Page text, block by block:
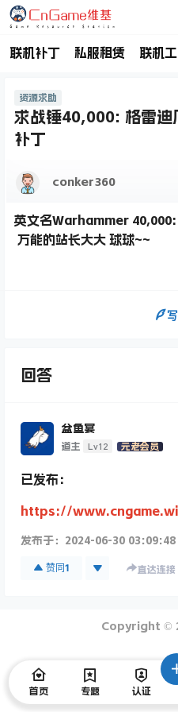
联机补丁 私服租赁 联机
资源求助
求战锤40,000: 格雷
补丁
conker360
英文名Warhammer
万能的站长大大 球球~~
回答
盆鱼宴
道主 Lv12 元老会员
已发布：
https://
发布于： 2024-06-30 03:09:48
赞同1 直达连接
Copyright ©
首页 专题 认证